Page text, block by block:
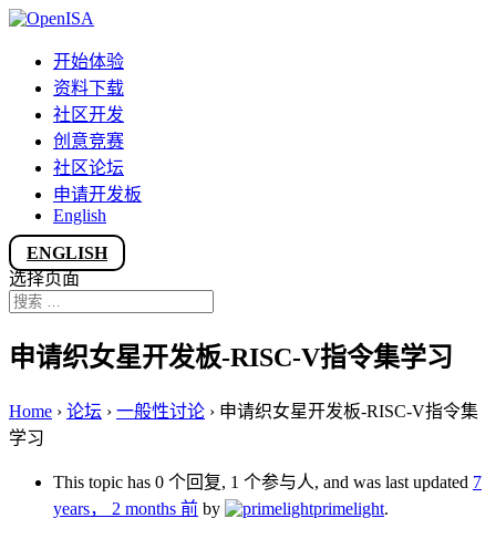
开始体验
资料下载
社区开发
创意竞赛
社区论坛
申请开发板
English
ENGLISH
选择页面
申请织女星开发板-RISC-V指令集学习
Home › 论坛 › 一般性讨论 › 申请织女星开发板-RISC-V指令集
学习
This topic has 0 个回复, 1 个参与人, and was last updated 7
years， 2 months 前 by primelight.